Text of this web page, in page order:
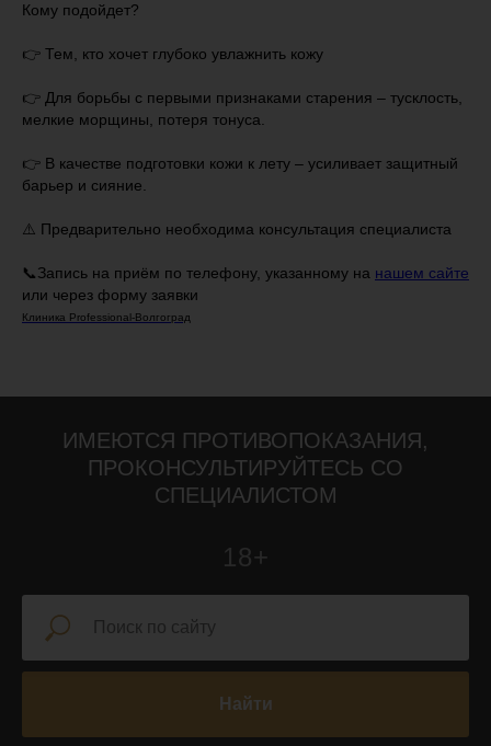
Кому подойдет?
👉 Тем, кто хочет глубоко увлажнить кожу
👉 Для борьбы с первыми признаками старения – тусклость,
мелкие морщины, потеря тонуса.
👉 В качестве подготовки кожи к лету – усиливает защитный
барьер и сияние.
⚠️ Предварительно необходима консультация специалиста
📞Запись на приём по телефону, указанному на нашем сайте
или через форму заявки
Клиника Professional-Волгоград
ИМЕЮТСЯ ПРОТИВОПОКАЗАНИЯ,
ПРОКОНСУЛЬТИРУЙТЕСЬ СО
СПЕЦИАЛИСТОМ
18+
Найти